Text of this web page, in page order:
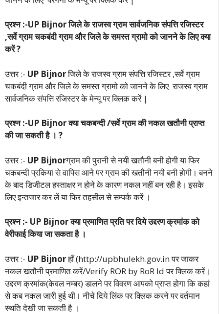
प्रश्न :-UP Bijnor जिले के राजस्व ग्राम सार्वजनिक संपत्ति रजिस्टर
,सर्वे ग्राम चकबंदी ग्राम और जिले के समस्त ग्रामो को जानने के लिए क्या
करें ?
उत्तर :- UP Bijnorजिले के राजस्व ग्राम संपत्ति रजिस्टर ,सर्वे ग्राम
चकबंदी ग्राम और जिले के समस्त ग्रामो को जानने के लिए राजस्व ग्राम
सार्वजनिक संपत्ति रजिस्टर के मेन्यू पर क्लिक करें |
प्रश्न :-UP Bijnor क्या चकबन्दी /सर्वे ग्राम की नकल खतौनी प्राप्त
की जा सकती है । ?
उत्तर :- UP Bijnorग्राम की पुरानी से नयी खतौनी बनी होगी या फिर
चकबन्दी प्रकिया से वापिस आने पर ग्राम की खतौनी नयी बनी होगी। बनने
के बाद डिजीटल हस्ताक्षर न होने के कारण नकल नहीं बन रही है। इसके
लिए इन्तजार कर लें या फिर तहसील से सम्पर्क करें ।
प्रश्न :- UP Bijnor क्या प्रमाणित प्रति पर दिये उद्दरण क्रमांक को
वेरीफाई किया जा सकता है ।
उत्तर :- UP Bijnorहाँ (http://upbhulekh.gov.in पर जाकर
नकल खतौनी प्रमाणित करें/Verify ROR by RoR Id पर क्लिक करें।
उद्दरण क्रमांक(केवल नम्बर) डालने पर विवरण आपको प्राप्त होगा कि कहां
से कब नकल जारी हुई थी। नीचे दिये लिंक पर क्लिक करने पर वर्तमान
स्थति देखी जा सकती है ।